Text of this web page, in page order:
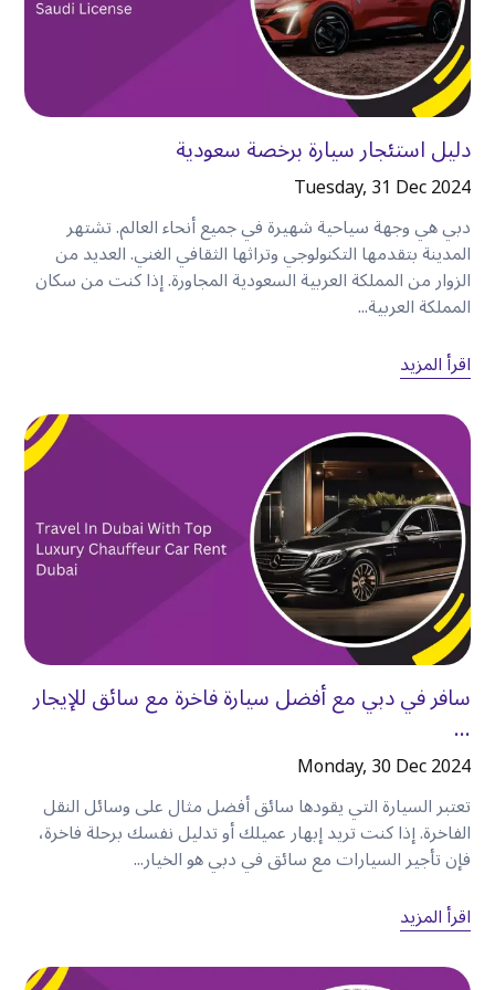
•شارع الشيخ زايد.
•عود ميثا.
•بر دبي.
•داون تاون دبي.
•مطار دبي الدولي.
سواء كنت في دبي للعمل أو الترفيه، فإن الإقامة في
الكرامة تتيح لك الوصول إلى كل أرجاء المدينة تقريبًا
بسهولة.
حوّل رحلة واحدة إلى يوم كامل من المغامرة
تتمثل إحدى أكبر مزايا استئجار سيارة في حرية زيارة
العديد من المعالم السياحية دون القلق بشأن التنقل
بينها.
على سبيل المثال،قد يبدو يومك كما يلي:
الصباح
ابدأ يومك بتناول وجبة الإفطار في الكرامة قبل التوجه
بالسيارة إلى حي الفهيدي التاريخي لاستكشاف التراث
الثقافي لدبي.
بعد الظهر
تابع طريقك إلى داون تاون دبي، حيث يمكنك قضاء
الوقت في التسوق أو زيارة برج خليفة أو الاستمتاع بدبي
مول.
المساء
توجه إلى مرسى دبي لتناول العشاء على الواجهة البحرية
قبل العودة براحة إلى مكان إقامتك
غالبًا ما تستغرق محاولة إكمال نفس مسار الرحلة
باستخدام سيارات الأجرة أو وسائل النقل العام وقتًا
أطول وتتطلب تخطيطًا دقيقًا.
اكتشف ما هو أكثر من المعالم السياحية الشهيرة
تزخر دبي بالعديد من المعالم السياحية الشهيرة، لكن
دليل استئجار سيارة برخصة سعودية
Tuesday, 31 Dec 2024
دبي هي وجهة سياحية شهيرة في جميع أنحاء العالم. تشتهر
المدينة بتقدمها التكنولوجي وتراثها الثقافي الغني. العديد من
الزوار من المملكة العربية السعودية المجاورة. إذا كنت من سكان
المملكة العربية...
اقرأ المزيد
سافر في دبي مع أفضل سيارة فاخرة مع سائق للإيجار
...
Monday, 30 Dec 2024
تعتبر السيارة التي يقودها سائق أفضل مثال على وسائل النقل
الفاخرة. إذا كنت تريد إبهار عميلك أو تدليل نفسك برحلة فاخرة،
فإن تأجير السيارات مع سائق في دبي هو الخيار...
اقرأ المزيد